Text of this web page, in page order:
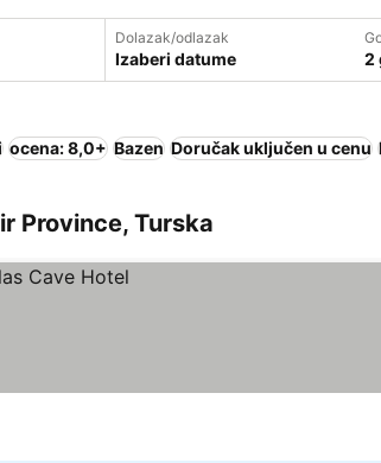
Dolazak/odlazak
Izaberi datume 2
ocena: 8,0+ Bazen Doručak uključen u cenu
Province, Turska